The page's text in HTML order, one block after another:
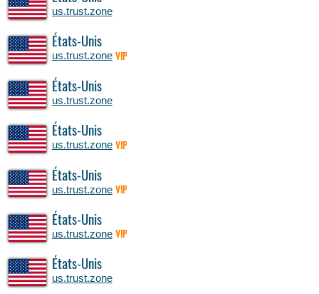
us.trust.zone
États-Unis
us.trust.zone VIP
États-Unis
us.trust.zone
États-Unis
us.trust.zone VIP
États-Unis
us.trust.zone VIP
États-Unis
us.trust.zone VIP
États-Unis
us.trust.zone